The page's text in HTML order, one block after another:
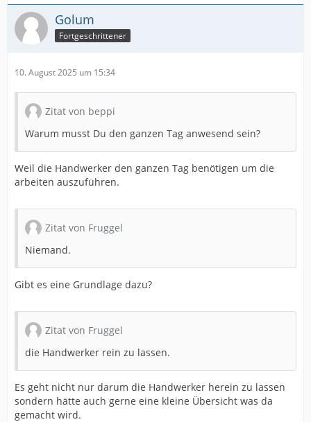
Golum
Fortgeschrittener
10. August 2025 um 15:34
Zitat von beppi
Warum musst Du den ganzen Tag anwesend sein?
Weil die Handwerker den ganzen Tag benötigen um die
arbeiten auszuführen.
Zitat von Fruggel
Niemand.
Gibt es eine Grundlage dazu?
Zitat von Fruggel
die Handwerker rein zu lassen.
Es geht nicht nur darum die Handwerker herein zu lassen
sondern hätte auch gerne eine kleine Übersicht was da
gemacht wird.